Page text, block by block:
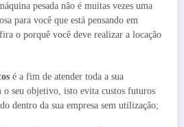
pesada não é muitas vezes uma
para você que está pensando em
o porquê você deve realizar a locação
é a fim de atender toda a sua
o seu objetivo, isto evita custos futuros
dentro da sua empresa sem utilização;